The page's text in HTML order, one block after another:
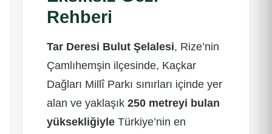
Rehberi
Tar Deresi Bulut Şelalesi, Rize’nin
Çamlıhemşin ilçesinde, Kaçkar
Dağları Millî Parkı sınırları içinde yer
alan ve yaklaşık 250 metreyi bulan
yüksekliğiyleTürkiye’nin en